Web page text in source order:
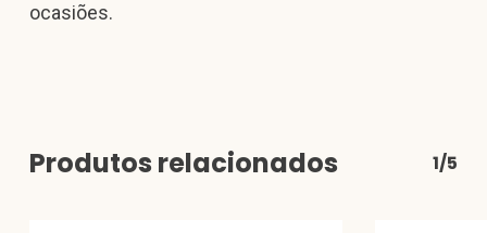
ocasiões.
Produtos relacionados 1/5